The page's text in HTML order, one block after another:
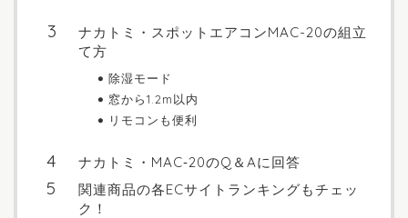
ナカトミ・スポットエアコンMAC-20の組立
て方
除湿モード
窓から1.2m以内
リモコンも便利
ナカトミ・MAC‐20のQ＆Aに回答
関連商品の各ECサイトランキングもチェッ
ク！